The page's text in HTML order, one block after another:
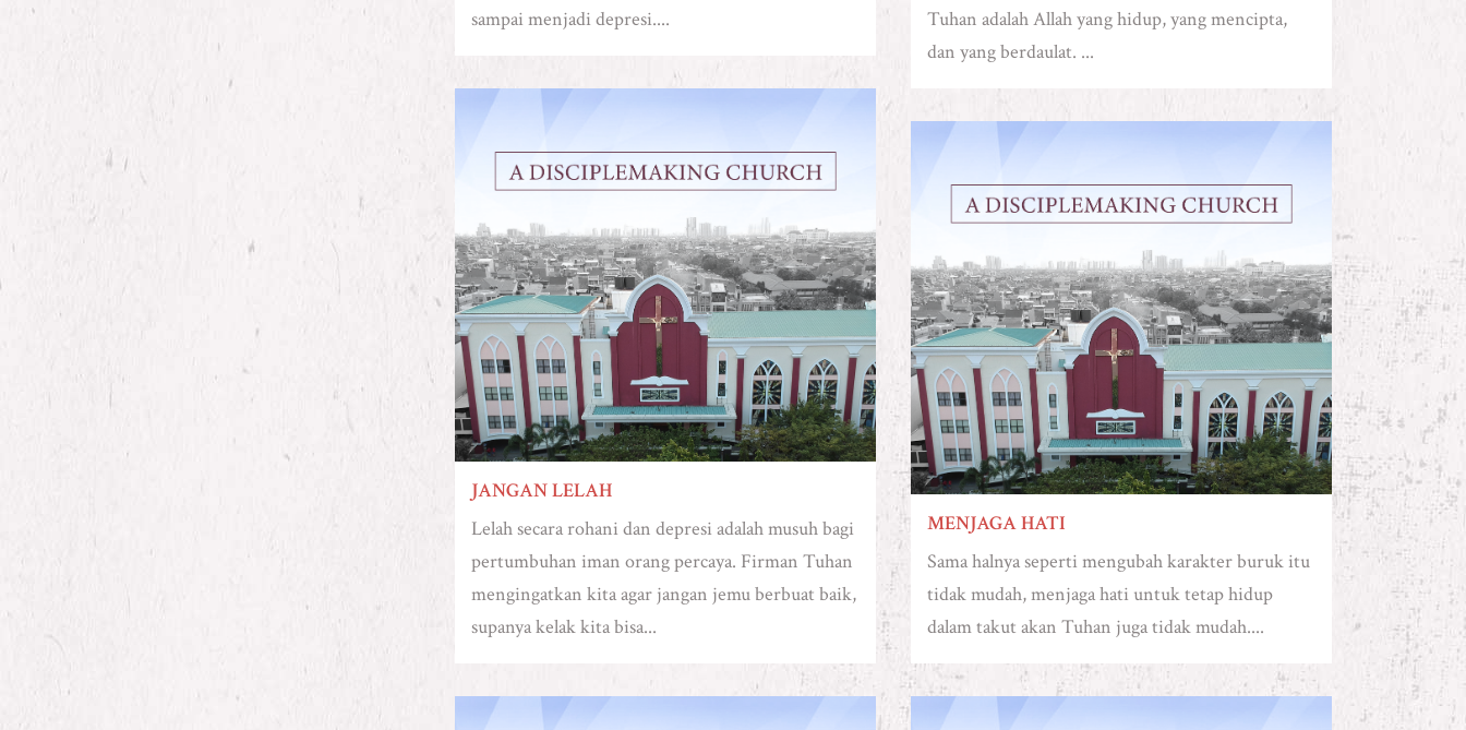
sampai menjadi depresi....
Tuhan adalah Allah yang hidup, yang mencipta,
dan yang berdaulat. ...
JANGAN LELAH
Lelah secara rohani dan depresi adalah musuh bagi
pertumbuhan iman orang percaya. Firman Tuhan
mengingatkan kita agar jangan jemu berbuat baik,
supanya kelak kita bisa...
MENJAGA HATI
Sama halnya seperti mengubah karakter buruk itu
tidak mudah, menjaga hati untuk tetap hidup
dalam takut akan Tuhan juga tidak mudah....